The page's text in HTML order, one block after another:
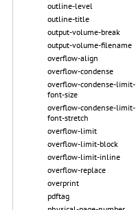
outline-level
outline-title
output-volume-break
output-volume-filename
overflow-align
overflow-condense
overflow-condense-limit-
font-size
overflow-condense-limit-
font-stretch
overflow-limit
overflow-limit-block
overflow-limit-inline
overflow-replace
overprint
pdftag